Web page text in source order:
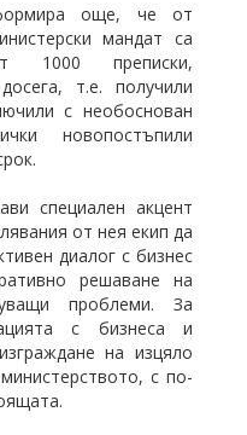
още, че от
мандат са
1000 преписки,
т.е. получили
с необоснован
новопостъпили
специален акцент
от нея екип да
диалог с бизнес
решаване на
проблеми. За
с бизнеса и
на изцяло
с по-